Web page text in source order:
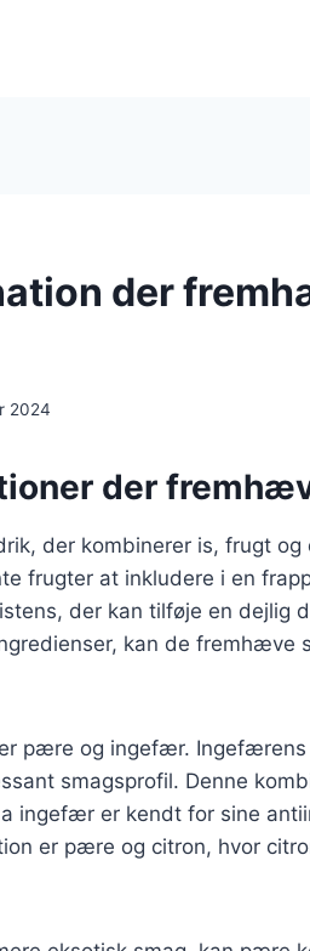
der
2024
der
der kombinerer is, frugt
frugter at inkludere i en
der kan tilføje en dejlig
kan de fremhæve
pære og ingefær.
smagsprofil. Denne
ingefær er kendt for sine
er pære og citron, hvor